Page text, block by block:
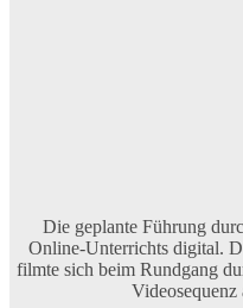
Die geplante Führung
Online-Unterrichts digital.
filmte sich beim Rundgang
Videosequenz